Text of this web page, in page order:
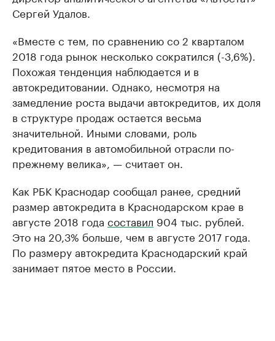
Сергей Удалов.
«Вместе с тем, по сравнению со 2 кварталом
2018 года рынок несколько сократился (-3,6%).
Похожая тенденция наблюдается и в
автокредитовании. Однако, несмотря на
замедление роста выдачи автокредитов, их доля
в структуре продаж остается весьма
значительной. Иными словами, роль
кредитования в автомобильной отрасли по-
прежнему велика», — считает он.
Как РБК Краснодар сообщал ранее, средний
размер автокредита в Краснодарском крае в
августе 2018 года составил 904 тыс. рублей.
Это на 20,3% больше, чем в августе 2017 года.
По размеру автокредита Краснодарский край
занимает пятое место в России.